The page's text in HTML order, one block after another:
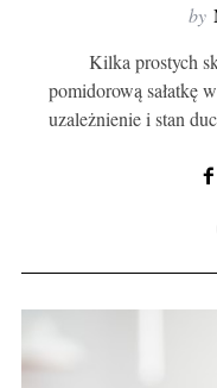
by
Kilka prostych
pomidorową sałatkę
uzależnienie i stan